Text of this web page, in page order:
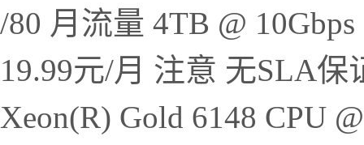
/80 月流量 4TB @
19.99元/月 注意 无SLA保
Xeon(R) Gold 6148 CPU